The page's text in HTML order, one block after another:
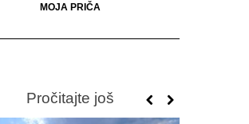
MOJA PRIČA
Pročitajte još